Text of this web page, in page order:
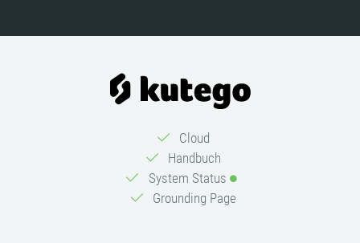
Cloud
Handbuch
System Status
Grounding Page